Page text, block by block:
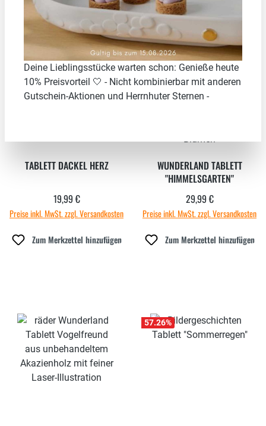
TABLETT DACKEL HERZ
Regulärer Preis:
19,99 €
Preise inkl. MwSt. zzgl. Versandkosten
Zum Merkzettel hinzufügen
WUNDERLAND TABLETT
"HIMMELSGARTEN"
Regulärer Preis:
29,99 €
Preise inkl. MwSt. zzgl. Versandkosten
Zum Merkzettel hinzufügen
57.26%
Deine Lieblingsstücke warten schon: Genieße heute
10% Preisvorteil 🤍 - Nicht kombinierbar mit anderen
Gutschein-Aktionen und Herrnhuter Sternen -